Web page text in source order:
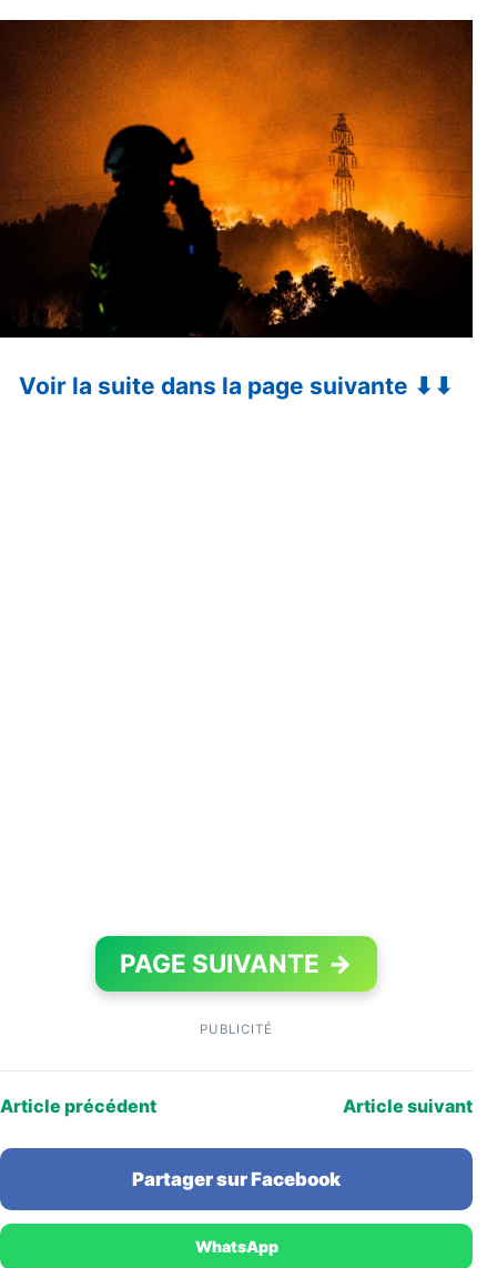
Voir la suite dans la page suivante ⬇⬇
PAGE SUIVANTE →
PUBLICITÉ
Article précédent Article suivant
Partager sur Facebook
WhatsApp